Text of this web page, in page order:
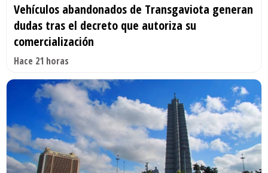
Vehículos abandonados de Transgaviota generan
dudas tras el decreto que autoriza su
comercialización
Hace 21 horas